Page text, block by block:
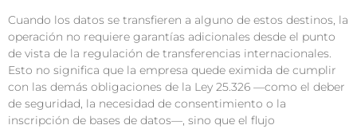
Cuando los datos se transfieren a alguno de estos destinos, la
operación no requiere garantías adicionales desde el punto
de vista de la regulación de transferencias internacionales.
Esto no significa que la empresa quede eximida de cumplir
con las demás obligaciones de la Ley 25.326 —como el deber
de seguridad, la necesidad de consentimiento o la
inscripción de bases de datos—, sino que el flujo